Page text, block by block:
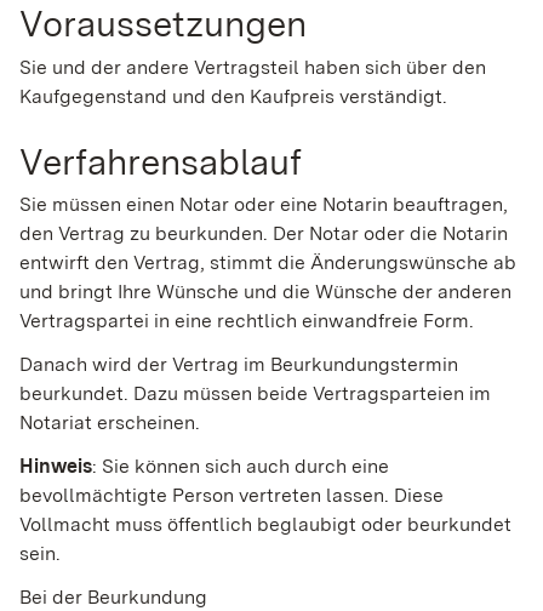
Voraussetzungen
Sie und der andere Vertragsteil haben sich über den
Kaufgegenstand und den Kaufpreis verständigt.
Verfahrensablauf
Sie müssen einen Notar oder eine Notarin beauftragen,
den Vertrag zu beurkunden. Der Notar oder die Notarin
entwirft den Vertrag, stimmt die Änderungswünsche ab
und bringt Ihre Wünsche und die Wünsche der anderen
Vertragspartei in eine rechtlich einwandfreie Form.
Danach wird der Vertrag im Beurkundungstermin
beurkundet. Dazu müssen beide Vertragsparteien im
Notariat erscheinen.
Hinweis: Sie können sich auch durch eine
bevollmächtigte Person vertreten lassen. Diese
Vollmacht muss öffentlich beglaubigt oder beurkundet
sein.
Bei der Beurkundung